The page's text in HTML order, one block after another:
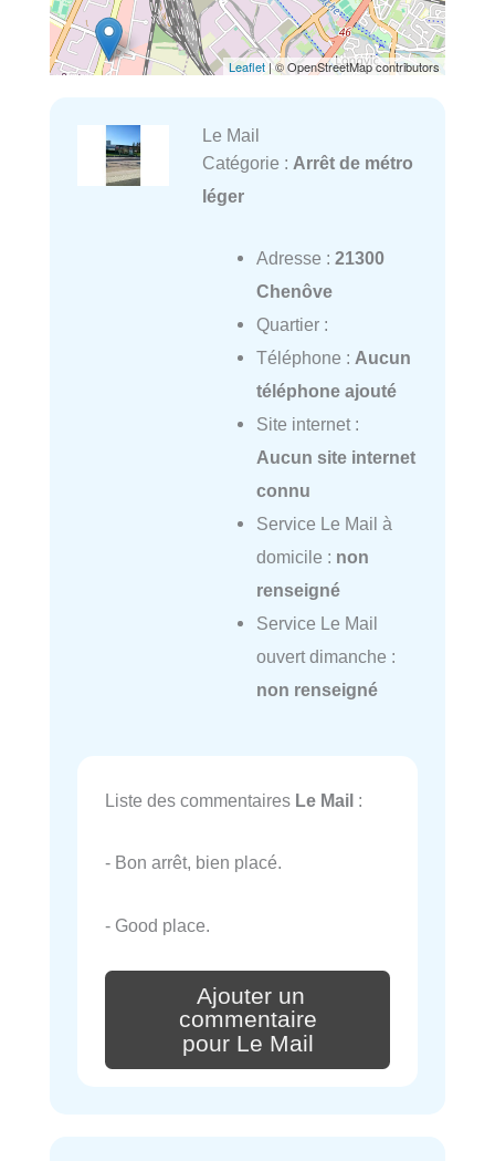
Leaflet| © OpenStreetMap contributors
Le Mail
Catégorie : Arrêt de métro
léger
Adresse : 21300
Chenôve
Quartier :
Téléphone : Aucun
téléphone ajouté
Site internet :
Aucun site internet
connu
Service Le Mail à
domicile : non
renseigné
Service Le Mail
ouvert dimanche :
non renseigné
Liste des commentaires Le Mail :
- Bon arrêt, bien placé.
- Good place.
Ajouter un
commentaire
pour Le Mail